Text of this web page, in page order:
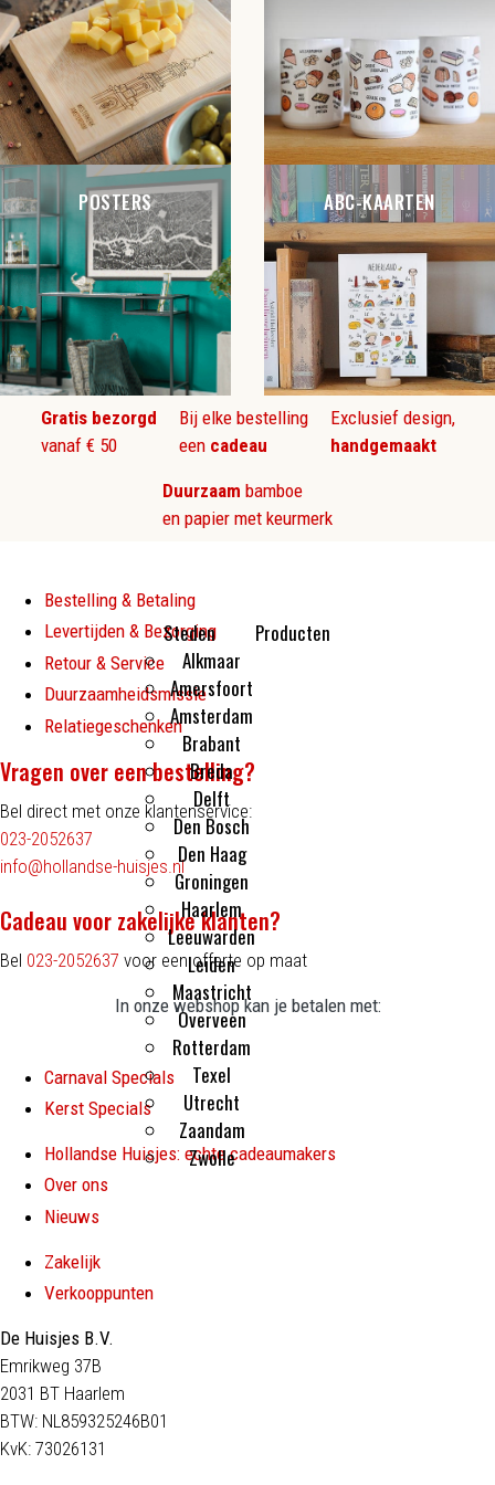
Kleine cadeautjes
Flesopeners
Make-up spiegeltjes
Steden
Alkmaar
Amersfoort
Amsterdam
Brabant
Breda
Delft
Den Bosch
Den Haag
Groningen
Haarlem
Leeuwarden
Leiden
Maastricht
Overveen
Rotterdam
Texel
Utrecht
Zaandam
Zwolle
Producten
POSTERS ABC-KAARTEN
Gratis bezorgd
vanaf € 50
Bij elke bestelling
een cadeau
Exclusief design,
handgemaakt
Duurzaam bamboe
en papier met keurmerk
Bestelling & Betaling
Levertijden & Bezorging
Retour & Service
Duurzaamheidsmissie
Relatiegeschenken
Vragen over een bestelling?
Bel direct met onze klantenservice:
023-2052637
info@hollandse-huisjes.nl
Cadeau voor zakelijke klanten?
Bel 023-2052637 voor een offerte op maat
In onze webshop kan je betalen met:
Carnaval Specials
Kerst Specials
Hollandse Huisjes: echte cadeaumakers
Over ons
Nieuws
Zakelijk
Verkooppunten
De Huisjes B.V.
Emrikweg 37B
2031 BT Haarlem
BTW: NL859325246B01
KvK: 73026131